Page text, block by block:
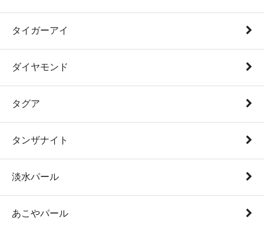
タイガーアイ
ダイヤモンド
タグア
タンザナイト
淡水パール
あこやパール